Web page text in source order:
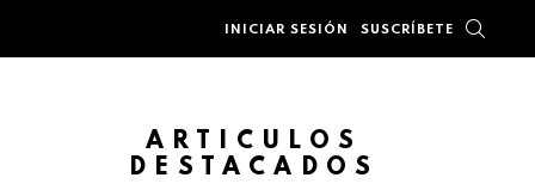
INICIAR SESIÓN SUSCRÍBETE
ARTÍCULOS
DESTACADOS